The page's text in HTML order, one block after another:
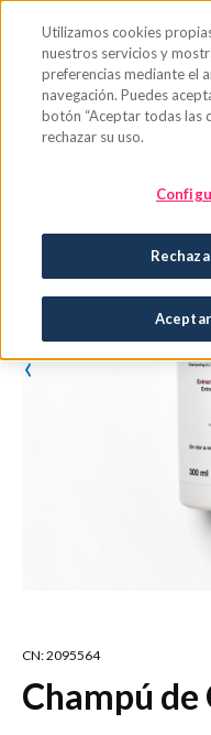
‹
CN: 2095564
Champú de
Utilizamos cookies
nuestros servicios y
preferencias mediante el
navegación. Puedes
botón “Aceptar todas las
rechazar su uso.